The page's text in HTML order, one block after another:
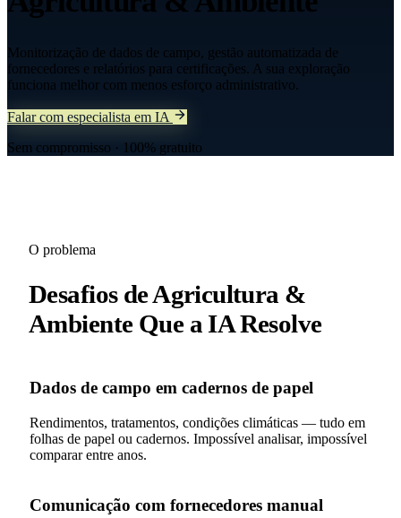
Monitorização de dados de campo, gestão automatizada de
fornecedores e relatórios para certificações. A sua exploração
funciona melhor com menos esforço administrativo.
Falar com especialista em IA
Sem compromisso · 100% gratuito
O problema
Desafios deAgricultura &
AmbienteQue a IA Resolve
Dados de campo em cadernos de papel
Rendimentos, tratamentos, condições climáticas — tudo em
folhas de papel ou cadernos. Impossível analisar, impossível
comparar entre anos.
Comunicação com fornecedores manual